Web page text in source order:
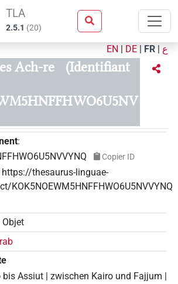
TLA
2.5.1 (20)
EN | DE | FR | ع
Ach-re
(Identifiant
:
Copier ID
https://thesaurus-linguae-
KOK5NOEWM5HNFFHWO6U5NVVYNQ
Objet
Assiut | zwischen Kairo und Fajjum |